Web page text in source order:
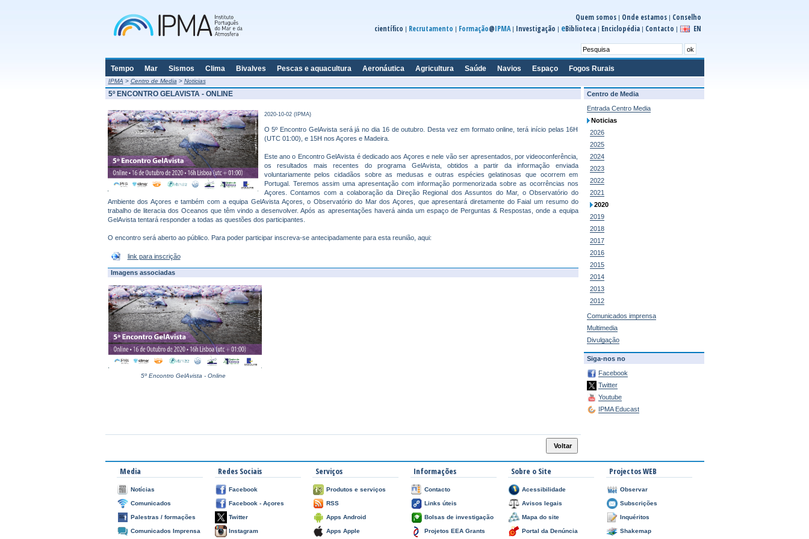
Quem somos| Onde estamos| Conselho
científico | Recrutamento | Formação@IPMA| Investigação | eBiblioteca| Enciclopédia| Contacto | EN
Tempo Mar Sismos Clima Bivalves Pescas e aquacultura Aeronáutica Agricultura Saúde Navios Espaço Fogos Rurais
IPMA > Centro de Media > Noticias
5º ENCONTRO GELAVISTA - ONLINE
2020-10-02 (IPMA)
O 5º Encontro GelAvista será já no dia 16 de outubro. Desta vez em formato online, terá início pelas 16H
(UTC 01:00), e 15H nos Açores e Madeira.
Este ano o Encontro GelAvista é dedicado aos Açores e nele vão ser apresentados, por videoconferência,
os resultados mais recentes do programa GelAvista, obtidos a partir da informação enviada
voluntariamente pelos cidadãos sobre as medusas e outras espécies gelatinosas que ocorrem em
Portugal. Teremos assim uma apresentação com informação pormenorizada sobre as ocorrências nos
Açores. Contamos com a colaboração da Direção Regional dos Assuntos do Mar, o Observatório do
Ambiente dos Açores e também com a equipa GelAvista Açores, o Observatório do Mar dos Açores, que apresentará diretamente do Faial um resumo do
trabalho de literacia dos Oceanos que têm vindo a desenvolver. Após as apresentações haverá ainda um espaço de Perguntas & Respostas, onde a equipa
GelAvista tentará responder a todas as questões dos participantes.
O encontro será aberto ao público. Para poder participar inscreva-se antecipadamente para esta reunião, aqui:
link para inscrição
Imagens associadas
5º Encontro GelAvista - Online
Centro de Media
Entrada Centro Media
Noticias
2026
2025
2024
2023
2022
2021
2020
2019
2018
2017
2016
2015
2014
2013
2012
Comunicados imprensa
Multimedia
Divulgação
Siga-nos no
Facebook
Twitter
Youtube
IPMA Educast
Media
Notícias
Comunicados
Palestras / formações
Comunicados Imprensa
Redes Sociais
Facebook
Facebook - Açores
Twitter
Instagram
Serviços
Produtos e serviços
RSS
Apps Android
Apps Apple
Informações
Contacto
Links úteis
Bolsas de investigação
Projetos EEA Grants
Sobre o Site
Acessibilidade
Avisos legais
Mapa do site
Portal da Denúncia
Projectos WEB
Observar
Subscrições
Inquéritos
Shakemap